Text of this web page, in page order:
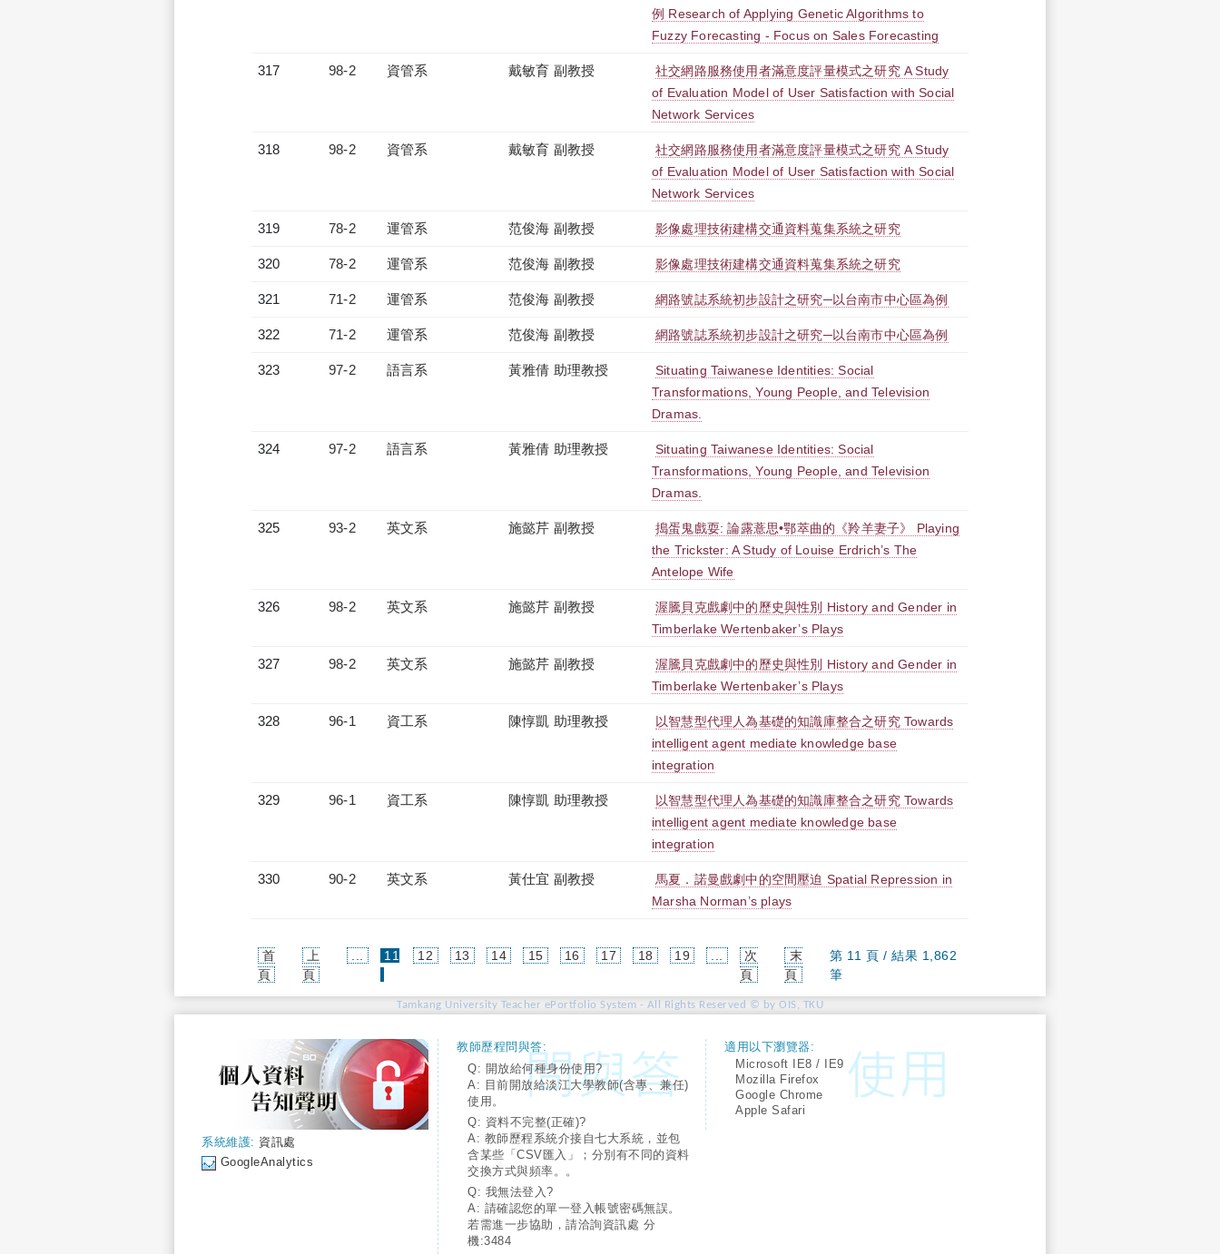
例 Research of Applying Genetic Algorithms to
Fuzzy Forecasting - Focus on Sales Forecasting
317 98-2 資管系 戴敏育 副教授
社交網路服務使用者滿意度評量模式之研究 A Study
of Evaluation Model of User Satisfaction with Social
Network Services
318 98-2 資管系 戴敏育 副教授
社交網路服務使用者滿意度評量模式之研究 A Study
of Evaluation Model of User Satisfaction with Social
Network Services
319 78-2 運管系 范俊海 副教授 影像處理技術建構交通資料蒐集系統之研究
320 78-2 運管系 范俊海 副教授 影像處理技術建構交通資料蒐集系統之研究
321 71-2 運管系 范俊海 副教授 網路號誌系統初步設計之研究─以台南市中心區為例
322 71-2 運管系 范俊海 副教授 網路號誌系統初步設計之研究─以台南市中心區為例
323 97-2 語言系 黃雅倩 助理教授
Situating Taiwanese Identities: Social
Transformations, Young People, and Television
Dramas.
324 97-2 語言系 黃雅倩 助理教授
Situating Taiwanese Identities: Social
Transformations, Young People, and Television
Dramas.
325 93-2 英文系 施懿芹 副教授
搗蛋鬼戲耍: 論露薏思•鄂萃曲的《羚羊妻子》 Playing
the Trickster: A Study of Louise Erdrich’s The
Antelope Wife
326 98-2 英文系 施懿芹 副教授
渥騰貝克戲劇中的歷史與性別 History and Gender in
Timberlake Wertenbaker’s Plays
327 98-2 英文系 施懿芹 副教授
渥騰貝克戲劇中的歷史與性別 History and Gender in
Timberlake Wertenbaker’s Plays
328 96-1 資工系 陳惇凱 助理教授
以智慧型代理人為基礎的知識庫整合之研究 Towards
intelligent agent mediate knowledge base
integration
329 96-1 資工系 陳惇凱 助理教授
以智慧型代理人為基礎的知識庫整合之研究 Towards
intelligent agent mediate knowledge base
integration
330 90-2 英文系 黃仕宜 副教授
馬夏．諾曼戲劇中的空間壓迫 Spatial Repression in
Marsha Norman’s plays
首
頁
上
頁
11
12 13 14 15 16 17 18 19
次
頁
末
頁
第 11 頁 / 結果 1,862
筆
Tamkang University Teacher ePortfolio System - All Rights Reserved © by OIS, TKU
系統維護: 資訊處
GoogleAnalytics
教師歷程問與答:
Q: 開放給何種身份使用?
A: 目前開放給淡江大學教師(含專、兼任)
使用。
Q: 資料不完整(正確)?
A: 教師歷程系統介接自七大系統，並包
含某些「CSV匯入」；分別有不同的資料
交換方式與頻率。。
Q: 我無法登入?
A: 請確認您的單一登入帳號密碼無誤。
若需進一步協助，請洽詢資訊處 分
機:3484
適用以下瀏覽器:
Microsoft IE8 / IE9
Mozilla Firefox
Google Chrome
Apple Safari